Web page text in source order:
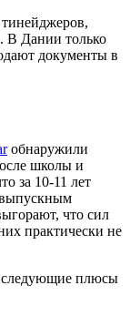
В Дании только
документы в
обнаружили
школы и
за 10-11 лет
что сил
практически не
следующие плюсы